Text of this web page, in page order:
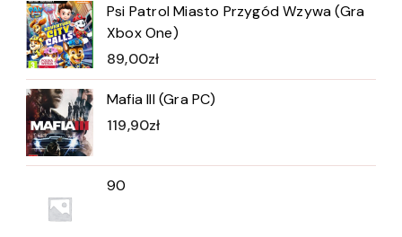
Psi Patrol Miasto Przygód Wzywa (Gra
Xbox One)
89,00zł
Mafia III (Gra PC)
119,90zł
90